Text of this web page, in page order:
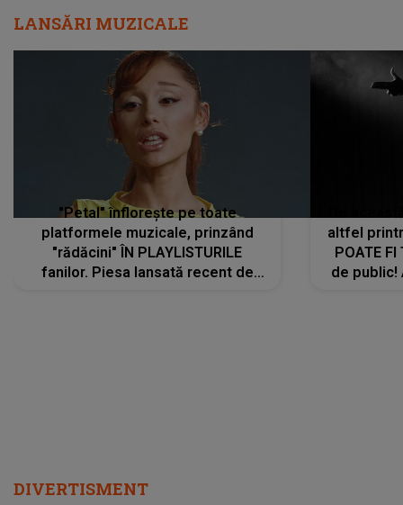
LANSĂRI MUZICALE
"Petal" înflorește pe toate
platformele muzicale, prinzând
"rădăcini" ÎN PLAYLISTURILE
fanilor. Piesa lansată recent de
altfel
POATE FI
de public!
DIVERTISMENT